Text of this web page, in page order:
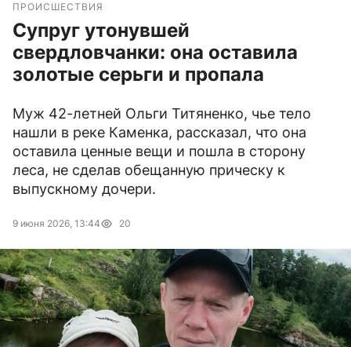
ПРОИСШЕСТВИЯ
Супруг утонувшей
свердловчанки: она оставила
золотые серьги и пропала
Муж 42-летней Ольги Титяненко, чье тело
нашли в реке Каменка, рассказал, что она
оставила ценные вещи и пошла в сторону
леса, не сделав обещанную прическу к
выпускному дочери.
9 июня 2026, 13:44 20